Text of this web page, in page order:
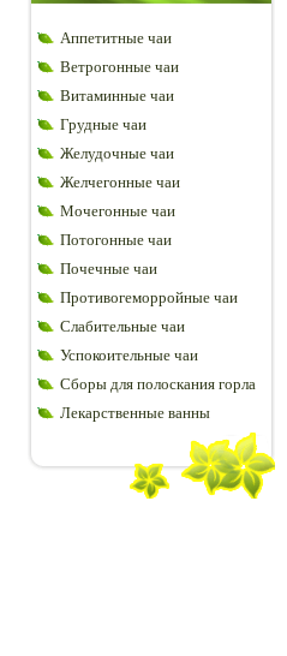
Аппетитные чаи
Ветрогонные чаи
Витаминные чаи
Грудные чаи
Желудочные чаи
Желчегонные чаи
Мочегонные чаи
Потогонные чаи
Почечные чаи
Противогеморройные чаи
Слабительные чаи
Успокоительные чаи
Сборы для полоскания горла
Лекарственные ванны